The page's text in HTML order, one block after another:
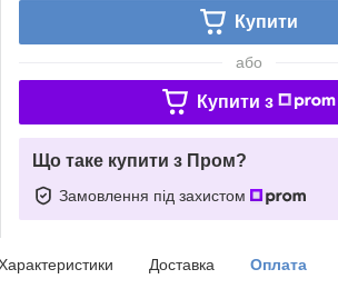
Купити
або
Купити з
Що таке купити з Пром?
Замовлення під захистом
Доставка Оплата